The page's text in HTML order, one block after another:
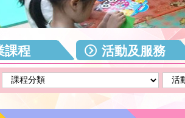
課程 活動及服務